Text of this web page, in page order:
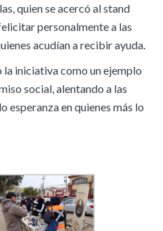
quien se acercó al stand
personalmente a las
acudían a recibir ayuda.
iniciativa como un ejemplo
social, alentando a las
esperanza en quienes más lo